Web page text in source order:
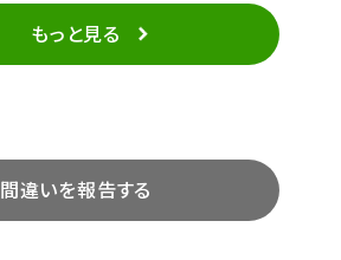
もっと見る
間違いを報告する